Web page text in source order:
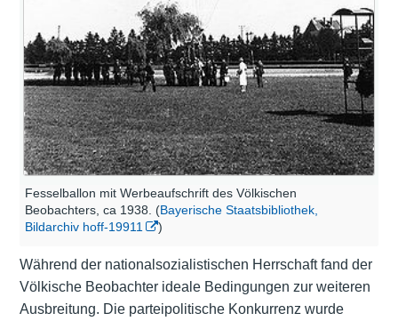
Fesselballon mit Werbeaufschrift des Völkischen
Beobachters, ca 1938. (Bayerische Staatsbibliothek,
Bildarchiv hoff-19911
)
Während der nationalsozialistischen Herrschaft fand der
Völkische Beobachter ideale Bedingungen zur weiteren
Ausbreitung. Die parteipolitische Konkurrenz wurde